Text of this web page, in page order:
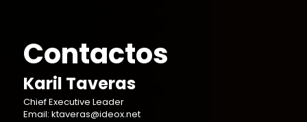
Contactos
Karil Taveras
Chief Executive Leader
Email: ktaveras@ideox.net